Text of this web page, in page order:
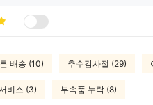
배송 (10) 추수감사절 (29)
비스 (3) 부속품 누락 (8)